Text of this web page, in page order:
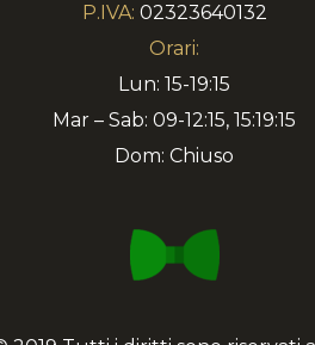
P.IVA: 02323640132
Orari:
Lun: 15-19:15
Mar – Sab: 09-12:15, 15:19:15
Dom: Chiuso